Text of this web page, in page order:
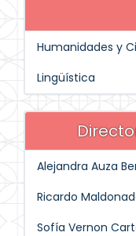
Humanidades y
Lingüística
Alejandra Auza
Ricardo
Sofía Vernon